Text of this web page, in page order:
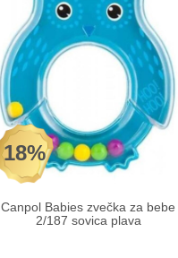
18%
Canpol Babies zvečka za bebe
2/187 sovica plava